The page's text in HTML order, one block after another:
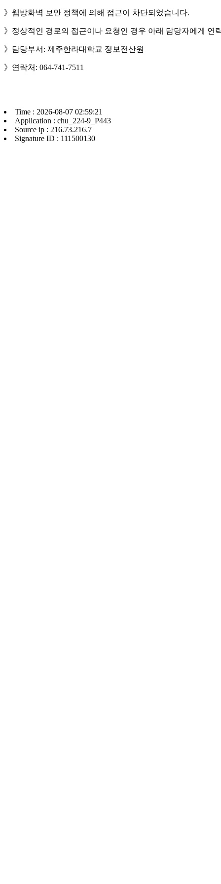
》웹방화벽 보안 정책에 의해 접근이 차단되었습니다.
》정상적인 경로의 접근이나 요청인 경우 아래 담당자에게 연
》담당부서: 제주한라대학교 정보전산원
》연락처: 064-741-7511
Time : 2026-08-07 02:59:21
Application : chu_224-9_P443
Source ip : 216.73.216.7
Signature ID : 111500130